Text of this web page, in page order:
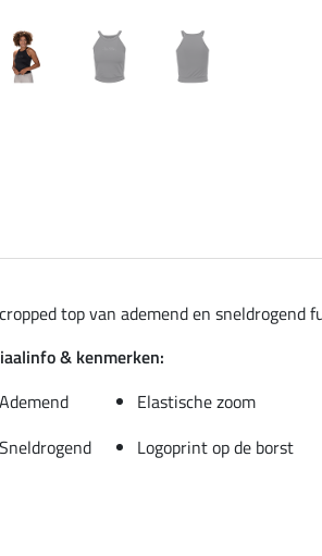
top van ademend en
& kenmerken:
Ademend
Elastische zoom
Sneldrogend
Logoprint op de borst